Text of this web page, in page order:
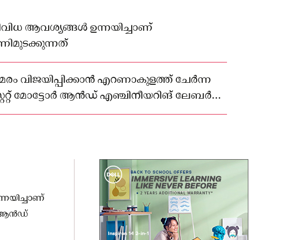
ആവശ്യങ്ങള്‍ ഉന്നയിച്ചാണ്
വിജയിപ്പിക്കാൻ എറണാകുളത്ത് ചേർന്ന
മോട്ടോർ ആൻഡ് എഞ്ചിനീയറിങ് ലേബർ
(എച്ച്‌.എം.എസ്.) സംസ്ഥാന കമ്മിറ്റി
ആൻഡ്